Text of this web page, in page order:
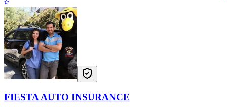
FIESTA AUTO INSURANCE